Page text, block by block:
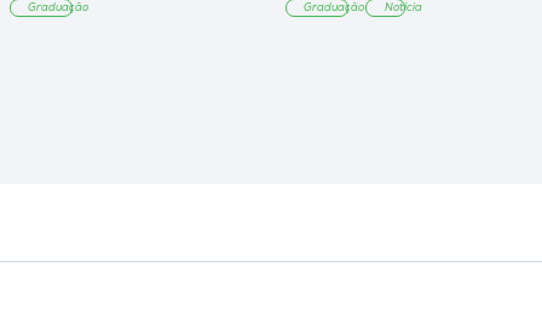
Graduação Graduação Notícia